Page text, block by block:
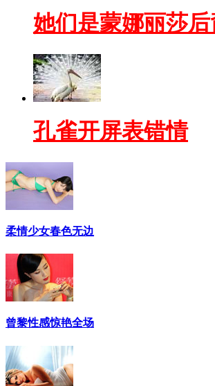
她们是蒙娜丽莎
孔雀开屏表错情
柔情少女春色无边
曾黎性感惊艳全场